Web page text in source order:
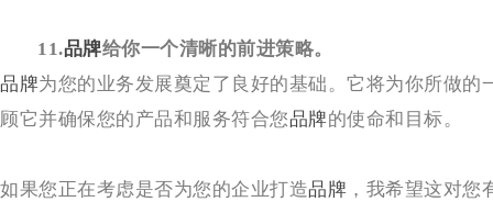
11.品牌给你一个清晰的前进策略。
品牌为您的业务发展奠定了良好的基础。它将为你所做
顾它并确保您的产品和服务符合您品牌的使命和目标。
如果您正在考虑是否为您的企业打造品牌 ，我希望这对